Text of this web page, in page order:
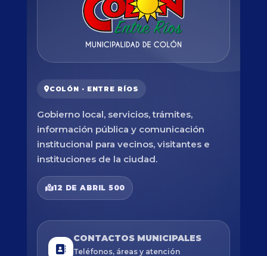
COLÓN · ENTRE RÍOS
Gobierno local, servicios, trámites,
información pública y comunicación
institucional para vecinos, visitantes e
instituciones de la ciudad.
12 DE ABRIL 500
CONTACTOS MUNICIPALES
Teléfonos, áreas y atención